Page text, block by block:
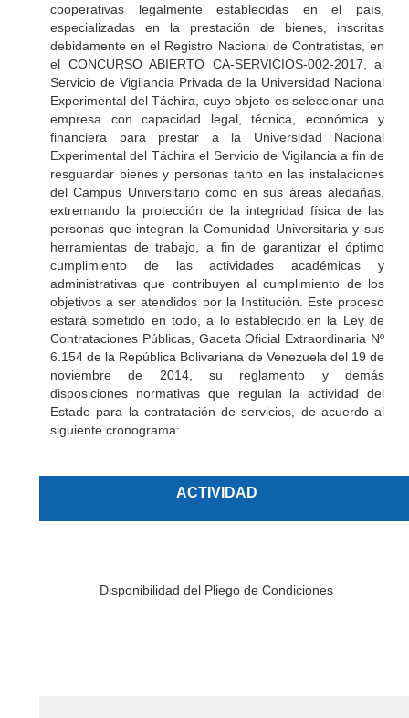
cooperativas legalmente establecidas en el país,
especializadas en la prestación de bienes, inscritas
debidamente en el Registro Nacional de Contratistas, en
el CONCURSO ABIERTO CA-SERVICIOS-002-2017, al
Servicio de Vigilancia Privada de la Universidad Nacional
Experimental del Táchira, cuyo objeto es seleccionar una
empresa con capacidad legal, técnica, económica y
financiera para prestar a la Universidad Nacional
Experimental del Táchira el Servicio de Vigilancia a fin de
resguardar bienes y personas tanto en las instalaciones
del Campus Universitario como en sus áreas aledañas,
extremando la protección de la integridad física de las
personas que integran la Comunidad Universitaria y sus
herramientas de trabajo, a fin de garantizar el óptimo
cumplimiento de las actividades académicas y
administrativas que contribuyen al cumplimiento de los
objetivos a ser atendidos por la Institución. Este proceso
estará sometido en todo, a lo establecido en la Ley de
Contrataciones Públicas, Gaceta Oficial Extraordinaria Nº
6.154 de la República Bolivariana de Venezuela del 19 de
noviembre de 2014, su reglamento y demás
disposiciones normativas que regulan la actividad del
Estado para la contratación de servicios, de acuerdo al
siguiente cronograma:
ACTIVIDAD
Disponibilidad del Pliego de Condiciones